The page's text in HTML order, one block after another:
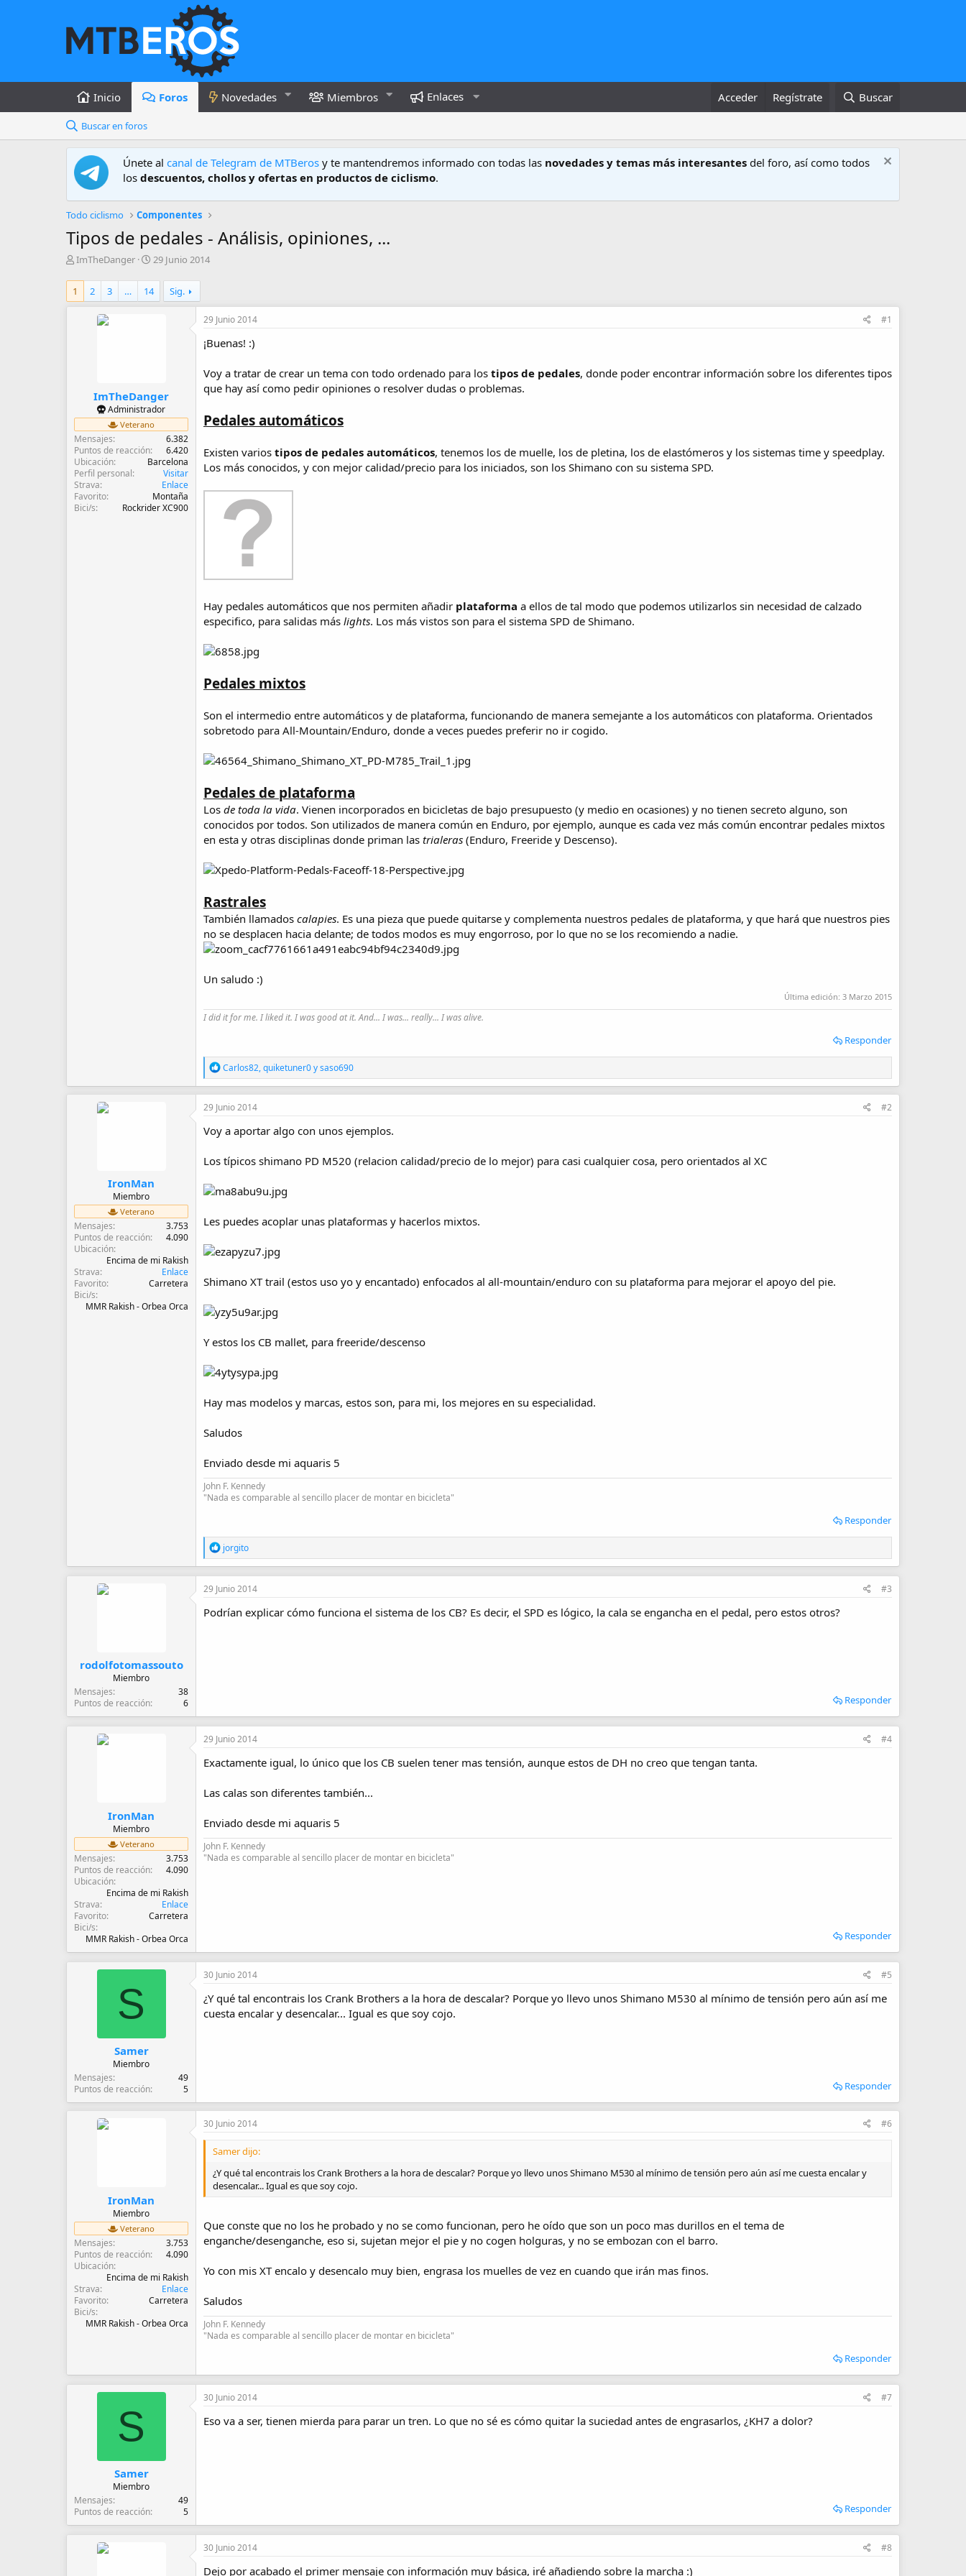
Inicio Foros Novedades Miembros Enlaces Acceder Regístrate Buscar
Buscar en foros
Únete al canal de Telegram de MTBeros y te mantendremos informado con todas las novedades y temas más interesantes del foro, así como todos
los descuentos, chollos y ofertas en productos de ciclismo.
Todo ciclismo Componentes
Tipos de pedales - Análisis, opiniones, ...
A
t
o
ImTheDanger
F
c
h
i
o
29 Junio 2014
1 2 3 … 14 Sig.
ImTheDanger
Administrador
Veterano
Mensajes
6.382
Puntos de reacción
6.420
Ubicación
Barcelona
Perfil personal
Visitar
Strava
Enlace
Favorito
Montaña
Bici/s
Rockrider XC900
29 Junio 2014 #1
¡Buenas! :)
Voy a tratar de crear un tema con todo ordenado para los tipos de pedales, donde poder encontrar información sobre los diferentes tipos
que hay así como pedir opiniones o resolver dudas o problemas.
Pedales automáticos
Existen varios tipos de pedales automáticos, tenemos los de muelle, los de pletina, los de elastómeros y los sistemas time y speedplay.
Los más conocidos, y con mejor calidad/precio para los iniciados, son los Shimano con su sistema SPD.
Hay pedales automáticos que nos permiten añadir plataforma a ellos de tal modo que podemos utilizarlos sin necesidad de calzado
especifico, para salidas más lights. Los más vistos son para el sistema SPD de Shimano.
Pedales mixtos
Son el intermedio entre automáticos y de plataforma, funcionando de manera semejante a los automáticos con plataforma. Orientados
sobretodo para All-Mountain/Enduro, donde a veces puedes preferir no ir cogido.
Pedales de plataforma
Los de toda la vida. Vienen incorporados en bicicletas de bajo presupuesto (y medio en ocasiones) y no tienen secreto alguno, son
conocidos por todos. Son utilizados de manera común en Enduro, por ejemplo, aunque es cada vez más común encontrar pedales mixtos
en esta y otras disciplinas donde priman las trialeras (Enduro, Freeride y Descenso).
Rastrales
También llamados calapies. Es una pieza que puede quitarse y complementa nuestros pedales de plataforma, y que hará que nuestros pies
no se desplacen hacia delante; de todos modos es muy engorroso, por lo que no se los recomiendo a nadie.
Un saludo :)
Última edición: 3 Marzo 2015
I did it for me. I liked it. I was good at it. And... I was... really... I was alive.
Responder
R
e
a
c
o
e
Carlos82,quiketuner0ysaso690
IronMan
Miembro
Veterano
Mensajes
3.753
Puntos de reacción
4.090
Ubicación
Encima de mi Rakish
Strava
Enlace
Favorito
Carretera
Bici/s
MMR Rakish - Orbea Orca
29 Junio 2014 #2
Voy a aportar algo con unos ejemplos.
Los típicos shimano PD M520 (relacion calidad/precio de lo mejor) para casi cualquier cosa, pero orientados al XC
Les puedes acoplar unas plataformas y hacerlos mixtos.
Shimano XT trail (estos uso yo y encantado) enfocados al all-mountain/enduro con su plataforma para mejorar el apoyo del pie.
Y estos los CB mallet, para freeride/descenso
Hay mas modelos y marcas, estos son, para mi, los mejores en su especialidad.
Saludos
Enviado desde mi aquaris 5
John F. Kennedy
"Nada es comparable al sencillo placer de montar en bicicleta"
Responder
R
e
a
c
o
jorgito
rodolfotomassouto
Miembro
Mensajes
38
Puntos de reacción
6
29 Junio 2014 #3
Podrían explicar cómo funciona el sistema de los CB? Es decir, el SPD es lógico, la cala se engancha en el pedal, pero estos otros?
Responder
IronMan
Miembro
Veterano
Mensajes
3.753
Puntos de reacción
4.090
Ubicación
Encima de mi Rakish
Strava
Enlace
Favorito
Carretera
Bici/s
MMR Rakish - Orbea Orca
29 Junio 2014 #4
Exactamente igual, lo único que los CB suelen tener mas tensión, aunque estos de DH no creo que tengan tanta.
Las calas son diferentes también...
Enviado desde mi aquaris 5
John F. Kennedy
"Nada es comparable al sencillo placer de montar en bicicleta"
Responder
S
Samer
Miembro
Mensajes
49
Puntos de reacción
5
30 Junio 2014 #5
¿Y qué tal encontrais los Crank Brothers a la hora de descalar? Porque yo llevo unos Shimano M530 al mínimo de tensión pero aún así me
cuesta encalar y desencalar... Igual es que soy cojo.
Responder
IronMan
Miembro
Veterano
Mensajes
3.753
Puntos de reacción
4.090
Ubicación
Encima de mi Rakish
Strava
Enlace
Favorito
Carretera
Bici/s
MMR Rakish - Orbea Orca
30 Junio 2014 #6
Samer dijo:
¿Y qué tal encontrais los Crank Brothers a la hora de descalar? Porque yo llevo unos Shimano M530 al mínimo de tensión pero aún así me cuesta encalar y
desencalar... Igual es que soy cojo.
Que conste que no los he probado y no se como funcionan, pero he oído que son un poco mas durillos en el tema de
enganche/desenganche, eso si, sujetan mejor el pie y no cogen holguras, y no se embozan con el barro.
Yo con mis XT encalo y desencalo muy bien, engrasa los muelles de vez en cuando que irán mas finos.
Saludos
John F. Kennedy
"Nada es comparable al sencillo placer de montar en bicicleta"
Responder
S
Samer
Miembro
Mensajes
49
Puntos de reacción
5
30 Junio 2014 #7
Eso va a ser, tienen mierda para parar un tren. Lo que no sé es cómo quitar la suciedad antes de engrasarlos, ¿KH7 a dolor?
Responder
30 Junio 2014 #8
Dejo por acabado el primer mensaje con información muy básica, iré añadiendo sobre la marcha :)